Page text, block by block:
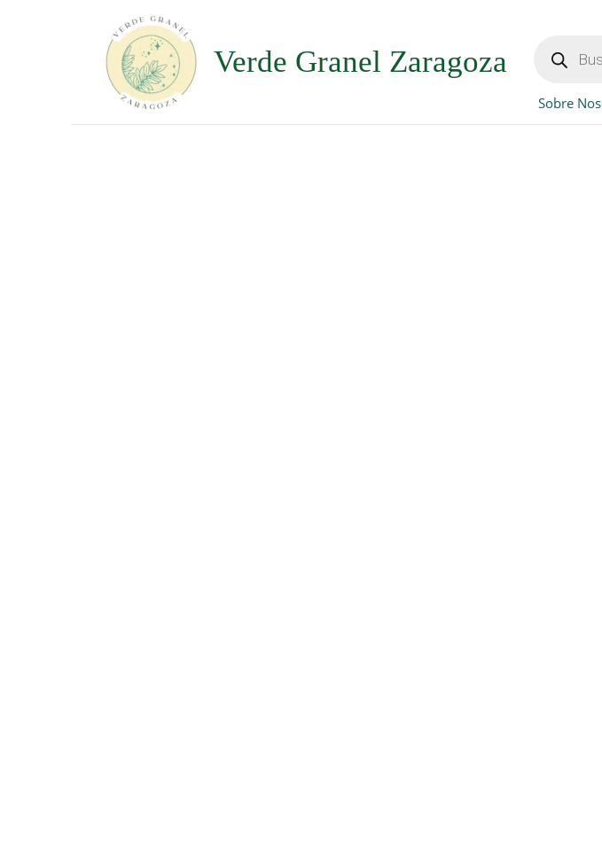
Verde Granel Zaragoza productos
Sobre